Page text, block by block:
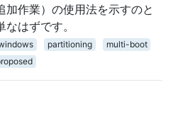
加作業）の使用法を示すのと
はずです。
partitioning
multi-boot